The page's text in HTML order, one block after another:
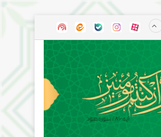
آپاراتاینستاگرام
بله ایتا شنوتو